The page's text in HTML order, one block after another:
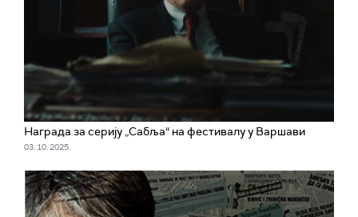
Награда за серију „Сабља“ на фестивалу у Варшави
03. 10. 2025.